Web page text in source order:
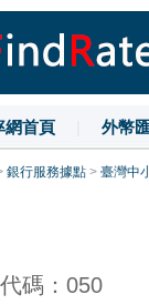
網首頁 外幣
銀行服務據點> 臺灣中
碼：050